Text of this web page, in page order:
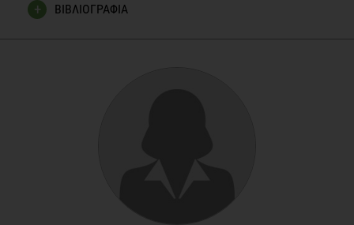
ΒΙΒΛΙΟΓΡΑΦΙΑ
Baron KG, Reid KJ, Horn LV, Zee PC. Contribution of evening
macronutrient intake to total caloric intake and body mass